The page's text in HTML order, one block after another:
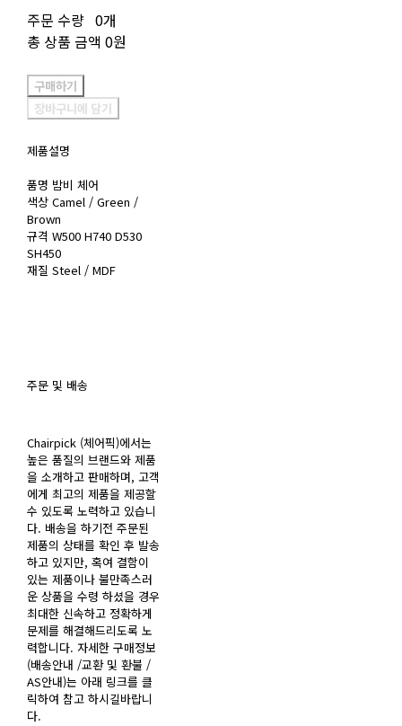
주문 수량 0개
총 상품 금액 0원
구매하기
장바구니에 담기
제품설명
품명 밤비 체어
색상 Camel / Green /
Brown
규격 W500 H740 D530
SH450
재질 Steel / MDF
주문 및 배송
Chairpick (체어픽)에서는
높은 품질의 브랜드와 제품
을 소개하고 판매하며, 고객
에게 최고의 제품을 제공할
수 있도록 노력하고 있습니
다. 배송을 하기전 주문된
제품의 상태를 확인 후 발송
하고 있지만, 혹여 결함이
있는 제품이나 불만족스러
운 상품을 수령 하셨을 경우
최대한 신속하고 정확하게
문제를 해결해드리도록 노
력합니다. 자세한 구매정보
(배송안내 /교환 및 환불 /
AS안내)는 아래 링크를 클
릭하여 참고 하시길바랍니
다.